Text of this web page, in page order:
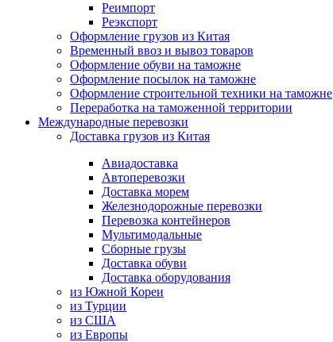
Реимпорт
Реэкспорт
Оформление грузов из Китая
Временный ввоз и вывоз товаров
Оформление обуви на таможне
Оформление посылок на таможне
Оформление строительной техники на таможне
Переработка на таможенной территории
Международные перевозки
Доставка грузов из Китая
Авиадоставка
Автоперевозки
Доставка морем
Железнодорожные перевозки
Перевозка контейнеров
Мультимодальные
Сборные грузы
Доставка обуви
Доставка оборудования
из Южной Кореи
из Турции
из США
из Европы